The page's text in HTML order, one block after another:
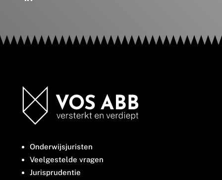
Onderwijsjuristen
Veelgestelde vragen
Jurisprudentie